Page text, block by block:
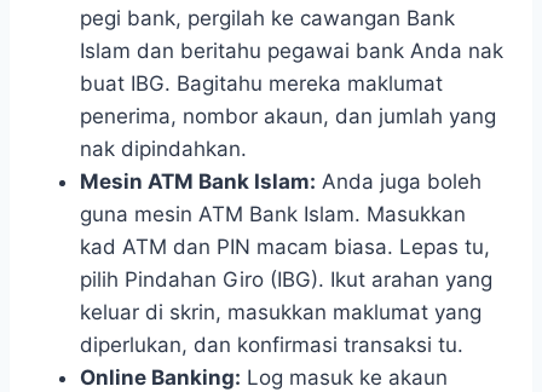
pegi bank, pergilah ke cawangan Bank
Islam dan beritahu pegawai bank Anda nak
buat IBG. Bagitahu mereka maklumat
penerima, nombor akaun, dan jumlah yang
nak dipindahkan.
Mesin ATM Bank Islam: Anda juga boleh
guna mesin ATM Bank Islam. Masukkan
kad ATM dan PIN macam biasa. Lepas tu,
pilih Pindahan Giro (IBG). Ikut arahan yang
keluar di skrin, masukkan maklumat yang
diperlukan, dan konfirmasi transaksi tu.
Online Banking: Log masuk ke akaun